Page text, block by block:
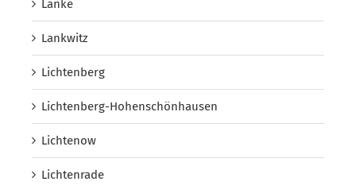
Lanke
Lankwitz
Lichtenberg
Lichtenberg-Hohenschönhausen
Lichtenow
Lichtenrade